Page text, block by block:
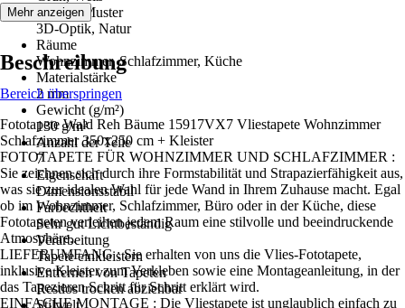
Dekor / Muster
3D-Optik, Natur
Räume
Wohnzimmer, Schlafzimmer, Küche
Materialstärke
2 mm
Gewicht (g/m²)
130 g/m²
Anzahl der Teile
7
Eigenschaft
Dimensionsstabil
Farbechtheit
Sehr gut Lichtbeständig
Verarbeitung
Tapete einkleistern
Entfernen von Tapeten
Restlos trocken abziehbar
Mehr anzeigen
Beschreibung
Bereich überspringen
Fototapete Wald Reh Bäume 15917VX7 Vliestapete Wohnzimmer
Schlafzimmer 350x250 cm + Kleister
FOTOTAPETE FÜR WOHNZIMMER UND SCHLAFZIMMER :
Sie zeichnen sich durch ihre Formstabilität und Strapazierfähigkeit aus,
was sie zur idealen Wahl für jede Wand in Ihrem Zuhause macht. Egal
ob im Wohnzimmer, Schlafzimmer, Büro oder in der Küche, diese
Fototapeten verleihen jedem Raum eine stilvolle und beeindruckende
Atmosphäre..
LIEFERUMFANG : Sie erhalten von uns die Vlies-Fototapete,
inklusive Kleister zum Verkleben sowie eine Montageanleitung, in der
das Tapezieren Schritt für Schritt erklärt wird.
EINFACHE MONTAGE : Die Vliestapete ist unglaublich einfach zu